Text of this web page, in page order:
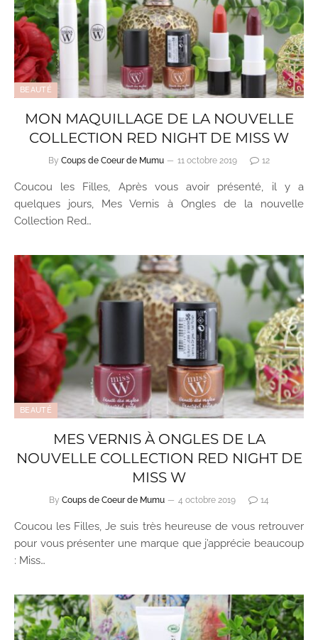
BEAUTÉ
MON MAQUILLAGE DE LA NOUVELLE
COLLECTION RED NIGHT DE MISS W
By Coups de Coeur de Mumu 11 octobre 2019 12
Coucou les Filles, Après vous avoir présenté, il y a
quelques jours, Mes Vernis à Ongles de la nouvelle
Collection Red…
BEAUTÉ
MES VERNIS À ONGLES DE LA
NOUVELLE COLLECTION RED NIGHT DE
MISS W
By Coups de Coeur de Mumu 4 octobre 2019 14
Coucou les Filles, Je suis très heureuse de vous retrouver
pour vous présenter une marque que j’apprécie beaucoup
: Miss…